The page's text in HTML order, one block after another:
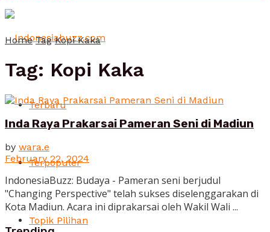
Terbaru
Terpopuler
Topik Pilihan
Home Tag Kopi Kaka
Tag: Kopi Kaka
Inda Raya Prakarsai Pameran Seni di Madiun
by wara.e
February 22, 2024
IndonesiaBuzz: Budaya - Pameran seni berjudul
"Changing Perspective" telah sukses diselenggarakan di
Kota Madiun. Acara ini diprakarsai oleh Wakil Wali ...